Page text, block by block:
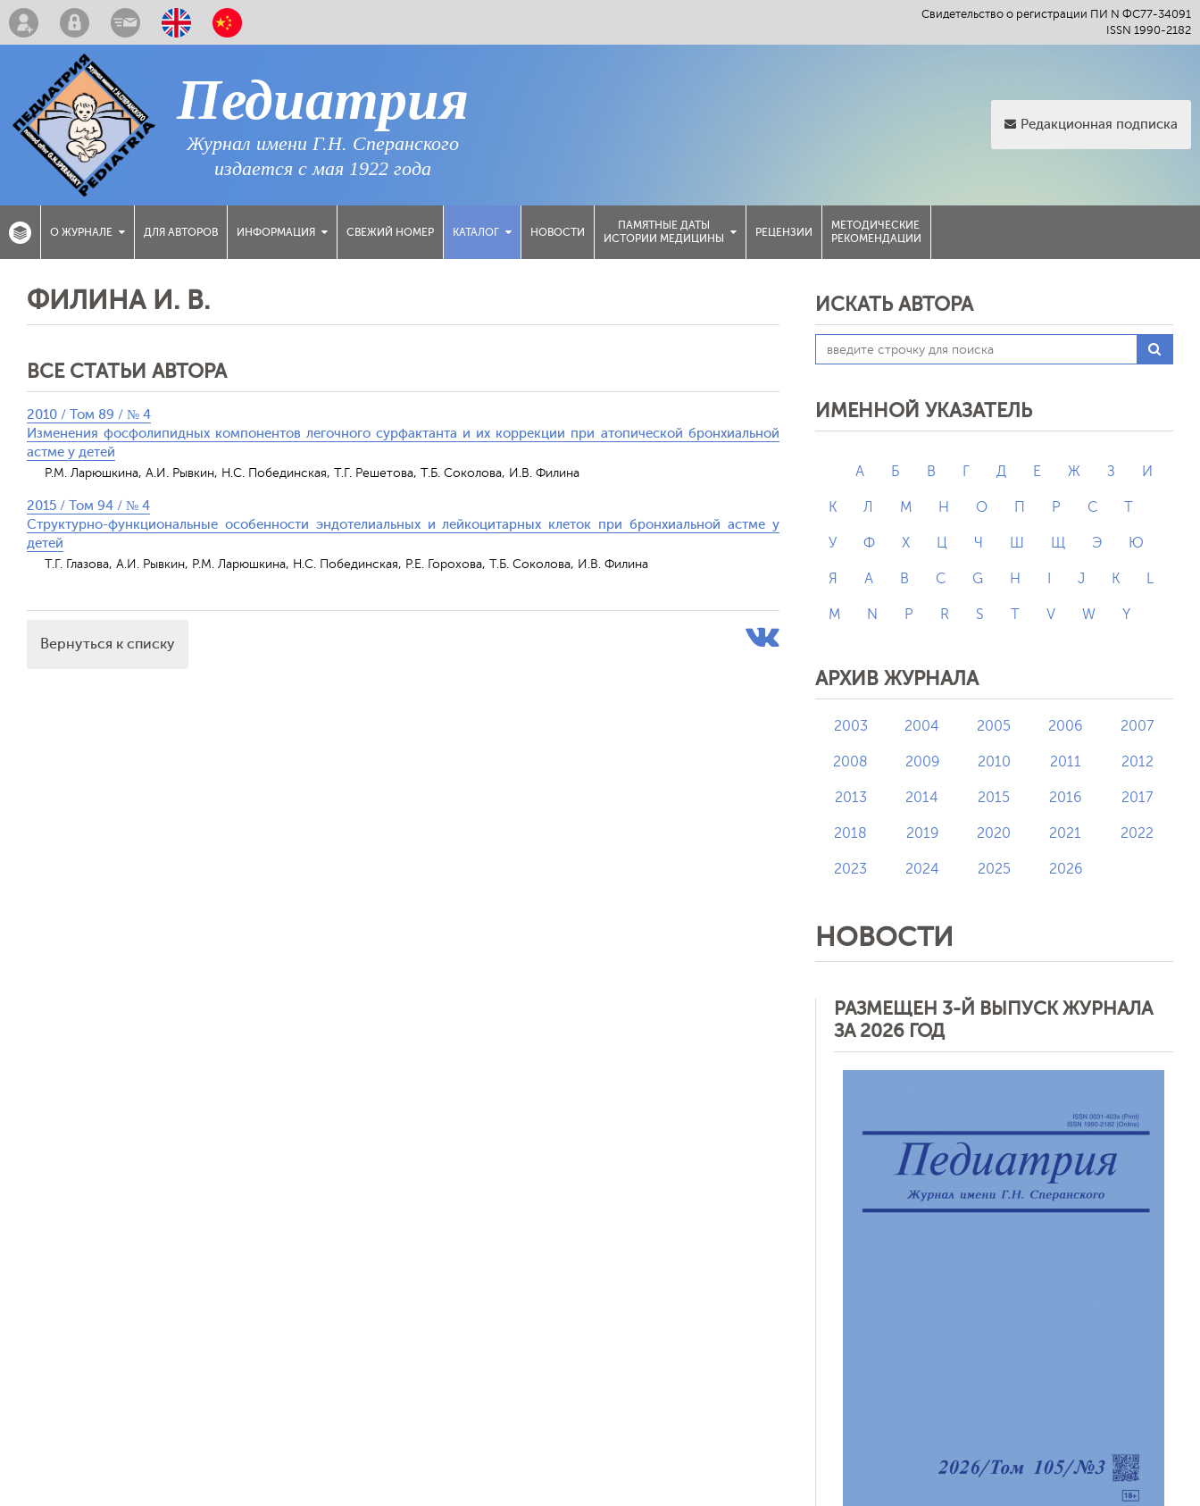
Свидетельство о регистрации ПИ N ФС77-34091
ISSN 1990-2182
Педиатрия
Журнал имени Г.Н. Сперанского
издается с мая 1922 года
Редакционная подписка
О ЖУРНАЛЕ ДЛЯ АВТОРОВ ИНФОРМАЦИЯ СВЕЖИЙ НОМЕР КАТАЛОГ НОВОСТИ
ПАМЯТНЫЕ ДАТЫ
ИСТОРИИ МЕДИЦИНЫ
РЕЦЕНЗИИ
МЕТОДИЧЕСКИЕ
РЕКОМЕНДАЦИИ
ФИЛИНА И. В.
ВСЕ СТАТЬИ АВТОРА
2010 / Том 89 / № 4
Изменения фосфолипидных компонентов легочного сурфактанта и их коррекции при атопической бронхиальной
астме у детей
Р.М. Ларюшкина, А.И. Рывкин, Н.С. Побединская, Т.Г. Решетова, Т.Б. Соколова, И.В. Филина
2015 / Том 94 / № 4
Структурно-функциональные особенности эндотелиальных и лейкоцитарных клеток при бронхиальной астме у
детей
Т.Г. Глазова, А.И. Рывкин, Р.М. Ларюшкина, Н.С. Побединская, Р.Е. Горохова, Т.Б. Соколова, И.В. Филина
Вернуться к списку
ИСКАТЬ АВТОРА
ИМЕННОЙ УКАЗАТЕЛЬ
А Б В Г Д Е Ж З И
К Л М Н О П Р С Т
У Ф Х Ц Ч Ш Щ Э Ю
Я A B C G H J K L
M N P R S T V W Y
АРХИВ ЖУРНАЛА
2003 2004 2005 2006 2007
2008 2009 2010 2011 2012
2013 2014 2015 2016 2017
2018 2019 2020 2021 2022
2023 2024 2025 2026
НОВОСТИ
РАЗМЕЩЕН 3-Й ВЫПУСК ЖУРНАЛА
ЗА 2026 ГОД